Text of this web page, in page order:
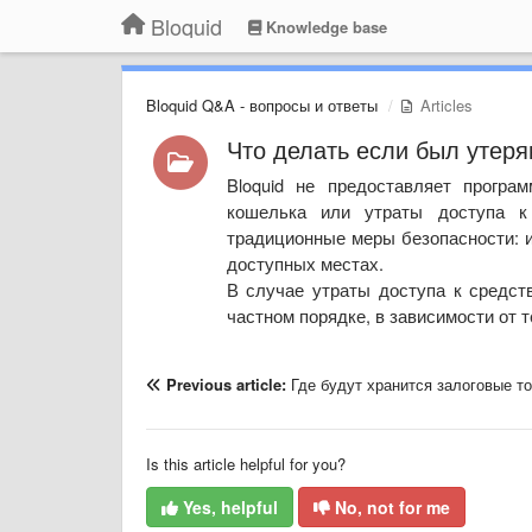
Bloquid Knowledge base
Bloquid Q&A - вопросы и ответы Articles
Что делать если был
Bloquid не предоставляет
кошелька или утраты доступа
традиционные меры безопасности:
доступных местах.
В случае утраты доступа к
частном порядке, в зависимости от
Previous article: Где будут хранится залоговые
Is this article helpful for you?
Yes, helpful No, not for me